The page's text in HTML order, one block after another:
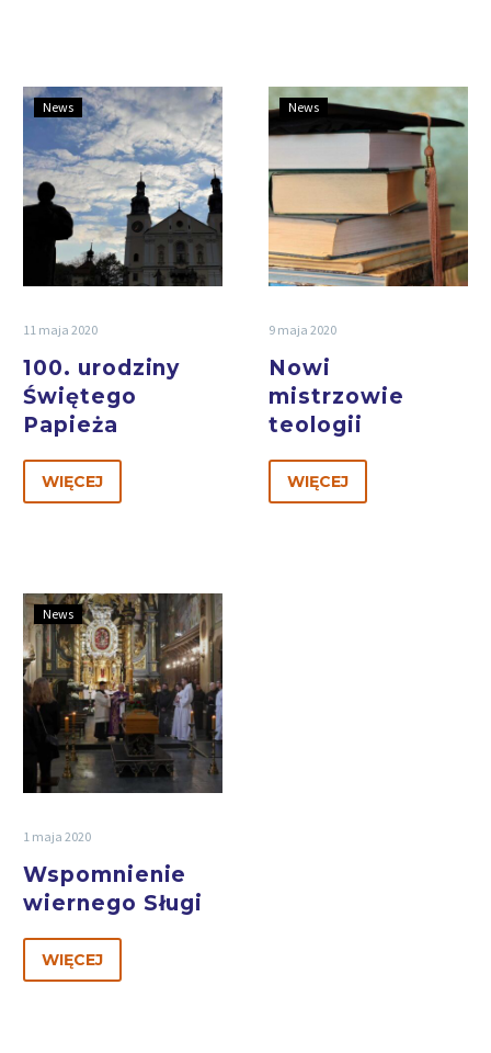
News
11 maja 2020
100. urodziny
Świętego
Papieża
WIĘCEJ
News
9 maja 2020
Nowi
mistrzowie
teologii
WIĘCEJ
News
1 maja 2020
Wspomnienie
wiernego Sługi
WIĘCEJ